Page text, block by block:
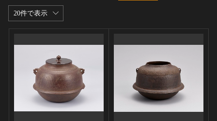
20件で表示